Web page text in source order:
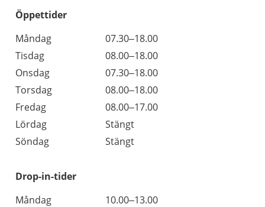
Öppettider
Dag
Öppettider
Kommentarer
Måndag
07.30–18.00
Tisdag
08.00–18.00
Onsdag
07.30–18.00
Torsdag
08.00–18.00
Fredag
08.00–17.00
Lördag
Stängt
Söndag
Stängt
Drop-in-tider
Måndag
10.00–13.00